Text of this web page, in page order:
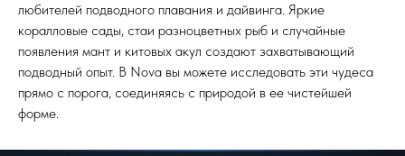
любителей подводного плавания и дайвинга. Яркие
коралловые сады, стаи разноцветных рыб и случайные
появления мант и китовых акул создают захватывающий
подводный опыт. В Nova вы можете исследовать эти чудеса
прямо с порога, соединяясь с природой в ее чистейшей
форме.